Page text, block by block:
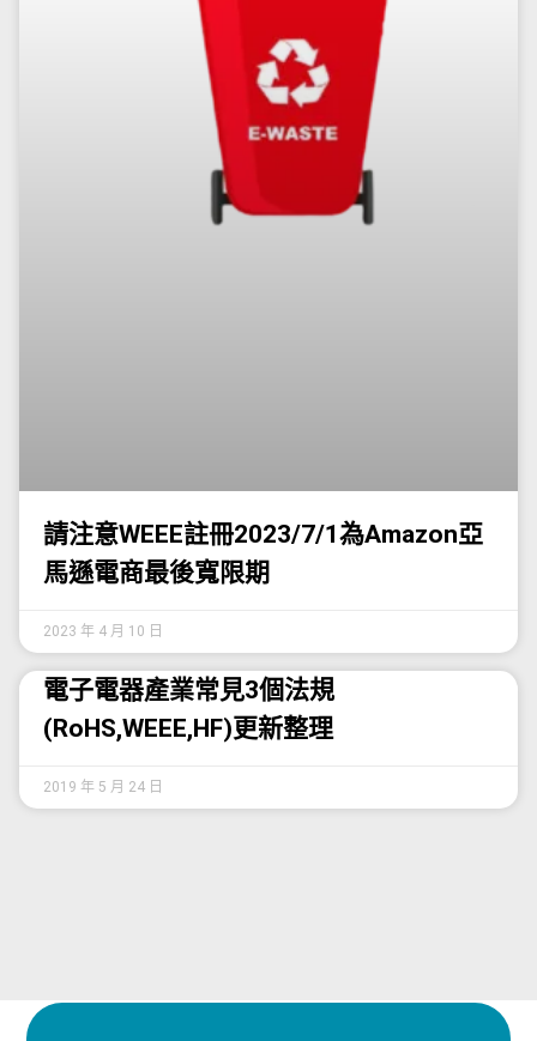
請注意WEEE註冊2023/7/1為Amazon亞
馬遜電商最後寬限期
2023 年 4 月 10 日
電子電器產業常見3個法規
(RoHS,WEEE,HF)更新整理
2019 年 5 月 24 日